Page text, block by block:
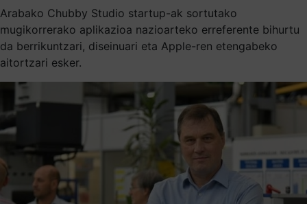
Arabako Chubby Studio startup-ak sortutako
mugikorrerako aplikazioa nazioarteko erreferente bihurtu
da berrikuntzari, diseinuari eta Apple-ren etengabeko
aitortzari esker.